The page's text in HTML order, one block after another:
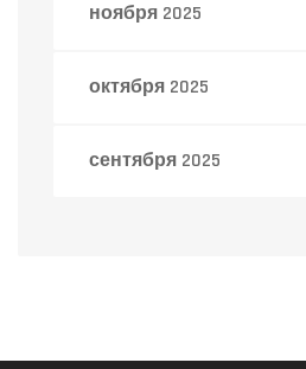
ноября 2025
октября 2025
сентября 2025